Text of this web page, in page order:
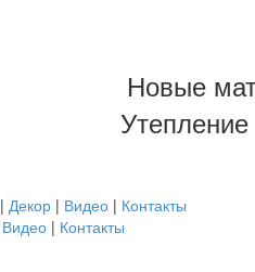
Новые
| Декор | Видео | Контакты
Видео | Контакты